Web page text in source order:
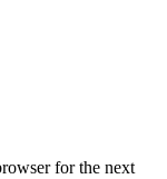
for the next